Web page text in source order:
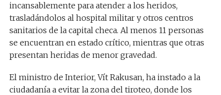
incansablemente para atender a los heridos,
trasladándolos al hospital militar y otros centros
sanitarios de la capital checa. Al menos 11 personas
se encuentran en estado crítico, mientras que otras
presentan heridas de menor gravedad.
El ministro de Interior, Vít Rakusan, ha instado a la
ciudadanía a evitar la zona del tiroteo, donde los